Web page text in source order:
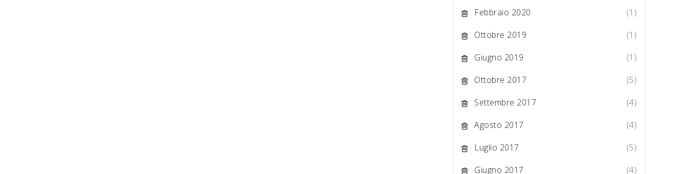
Febbraio 2020
(1)
Ottobre 2019
(1)
Giugno 2019
(1)
Ottobre 2017
(5)
Settembre 2017
(4)
Agosto 2017
(4)
Luglio 2017
(5)
Giugno 2017
(4)